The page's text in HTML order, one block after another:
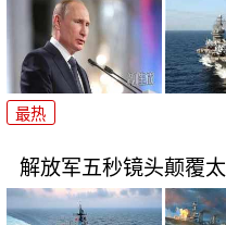
最热
解放军五秒镜头颠覆